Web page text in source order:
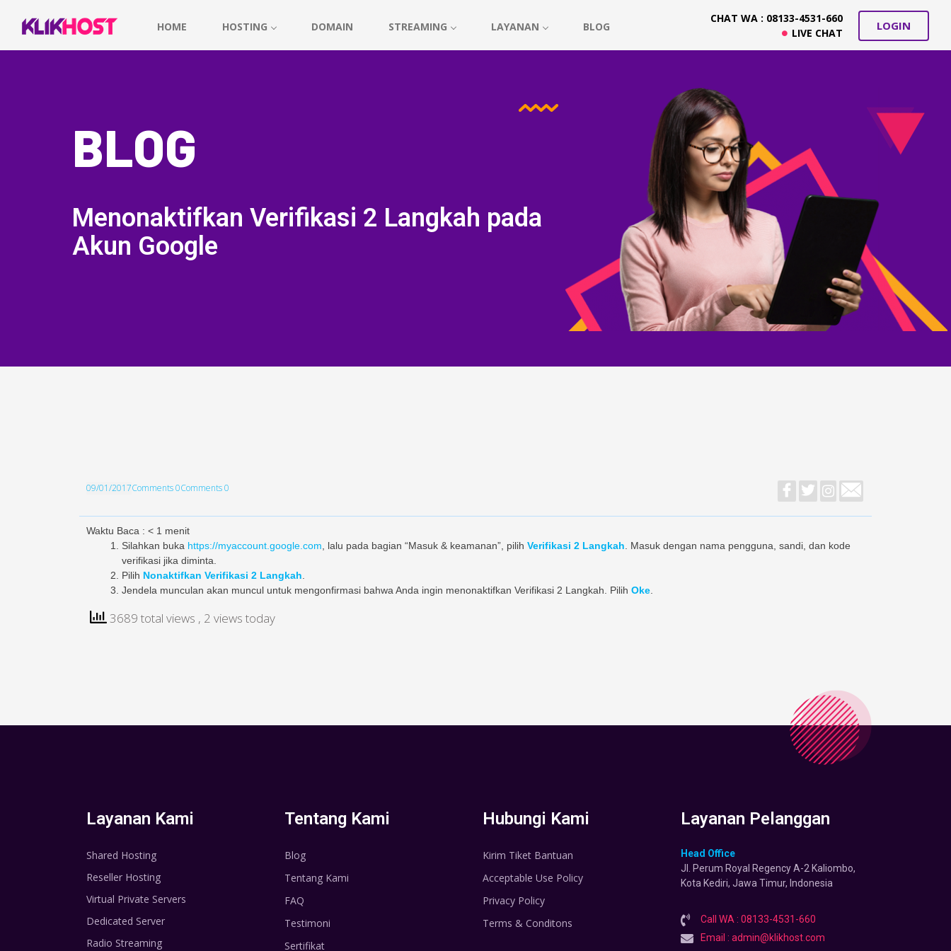
HOME HOSTING DOMAIN STREAMING LAYANAN BLOG
CHAT WA : 08133-4531-660
LIVE CHAT
LOGIN
BLOG
Menonaktifkan Verifikasi 2 Langkah pada
Akun Google
09/01/2017Comments 0Comments 0
Waktu Baca : < 1 menit
Silahkan buka https://myaccount.google.com , lalu pada bagian “Masuk & keamanan”, pilih Verifikasi 2 Langkah . Masuk dengan nama pengguna, sandi, dan kode
verifikasi jika diminta.
Pilih Nonaktifkan Verifikasi 2 Langkah
Jendela munculan akan muncul untuk mengonfirmasi bahwa Anda ingin menonaktifkan Verifikasi 2 Langkah. Pilih Oke
3689 total views , 2 views today
Layanan Kami
Shared Hosting
Reseller Hosting
Virtual Private Servers
Dedicated Server
Radio Streaming
Tentang Kami
Blog
Tentang Kami
FAQ
Testimoni
Sertifikat
Hubungi Kami
Kirim Tiket Bantuan
Acceptable Use Policy
Privacy Policy
Terms & Conditons
Layanan Pelanggan
Head Office
Jl. Perum Royal Regency A-2 Kaliombo,
Kota Kediri, Jawa Timur, Indonesia
Call WA : 08133-4531-660
Email : admin@klikhost.com